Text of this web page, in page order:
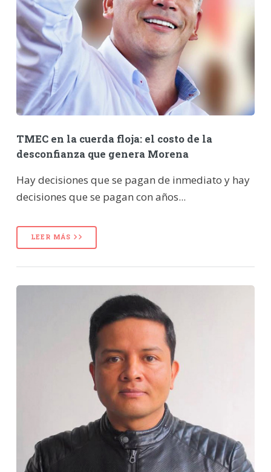
TMEC en la cuerda floja: el costo de la
desconfianza que genera Morena
Hay decisiones que se pagan de inmediato y hay
decisiones que se pagan con años...
LEER MÁS